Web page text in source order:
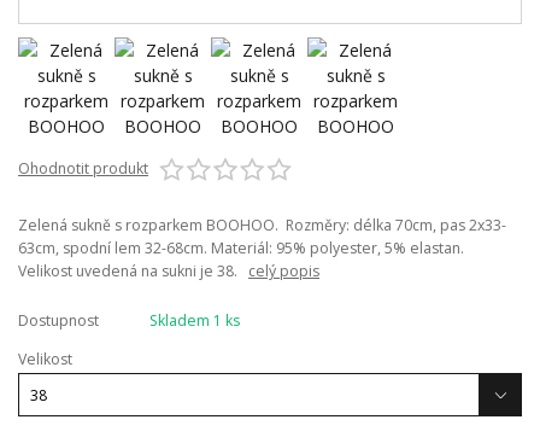
Ohodnotit produkt
Zelená sukně s rozparkem BOOHOO. Rozměry: délka 70cm, pas 2x33-
63cm, spodní lem 32-68cm. Materiál: 95% polyester, 5% elastan.
Velikost uvedená na sukni je 38. celý popis
Dostupnost
Skladem 1 ks
Velikost